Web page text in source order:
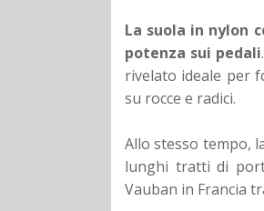
La suola in nylon
potenza sui pedali
rivelato ideale per
su rocce e radici.
Allo stesso tempo,
lunghi tratti di
Vauban in Francia